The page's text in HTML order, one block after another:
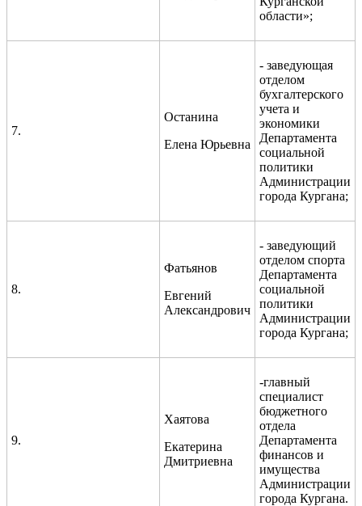
области»;
7.
Останина
Елена Юрьевна
- заведующая
отделом
бухгалтерского
учета и
экономики
Департамента
социальной
политики
Администрации
города Кургана;
8.
Фатьянов
Евгений
Александрович
- заведующий
отделом спорта
Департамента
социальной
политики
Администрации
города Кургана;
9.
Хаятова
Екатерина
Дмитриевна
-главный
специалист
бюджетного
отдела
Департамента
финансов и
имущества
Администрации
города Кургана.